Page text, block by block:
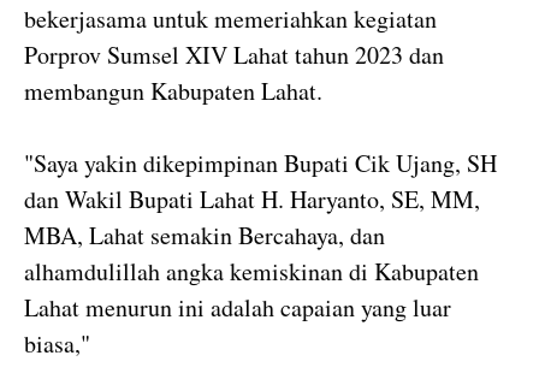
bekerjasama untuk memeriahkan kegiatan
Porprov Sumsel XIV Lahat tahun 2023 dan
membangun Kabupaten Lahat.
"Saya yakin dikepimpinan Bupati Cik Ujang, SH
dan Wakil Bupati Lahat H. Haryanto, SE, MM,
MBA, Lahat semakin Bercahaya, dan
alhamdulillah angka kemiskinan di Kabupaten
Lahat menurun ini adalah capaian yang luar
biasa,"